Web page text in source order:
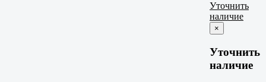
Уточнить
наличие
×
Уточнить
наличие